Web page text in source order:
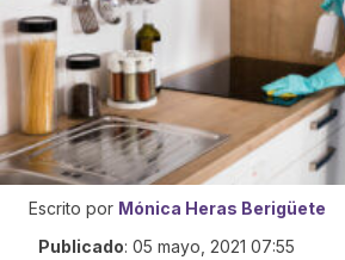
Escrito por Mónica Heras Berigüete
Publicado: 05 mayo, 2021 07:55